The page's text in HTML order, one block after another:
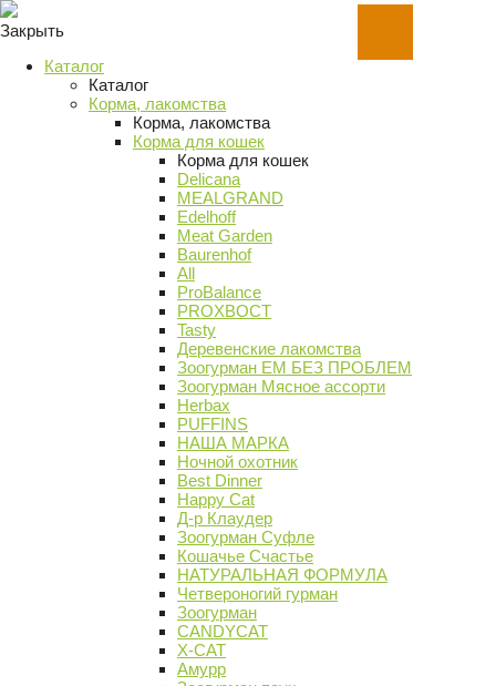
Закрыть
Каталог
Каталог
Корма, лакомства
Корма, лакомства
Корма для кошек
Корма для кошек
Delicana
MEALGRAND
Edelhoff
Meat Garden
Baurenhof
All
ProBalance
PROХВОСТ
Tasty
Деревенские лакомства
Зоогурман ЕМ БЕЗ ПРОБЛЕМ
Зоогурман Мясное ассорти
Herbax
PUFFINS
НАША МАРКА
Ночной охотник
Best Dinner
Happy Cat
Д-р Клаудер
Зоогурман Суфле
Кошачье Счастье
НАТУРАЛЬНАЯ ФОРМУЛА
Четвероногий гурман
Зоогурман
CANDYCAT
X-CAT
Амурр